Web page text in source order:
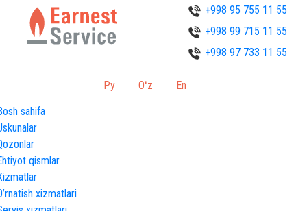
+998 95 755 11 55
+998 99 715 11 55
+998 97 733 11 55
Ру Oʻz
En
sahifa
qismlar
xizmatlari